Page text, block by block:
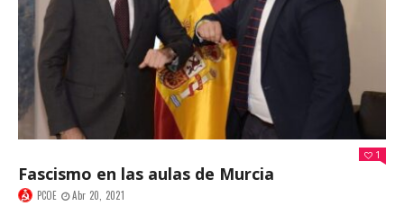
1
Fascismo en las aulas de Murcia
PCOE Abr 20, 2021